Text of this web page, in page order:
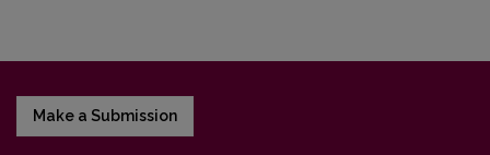
Make a Submission